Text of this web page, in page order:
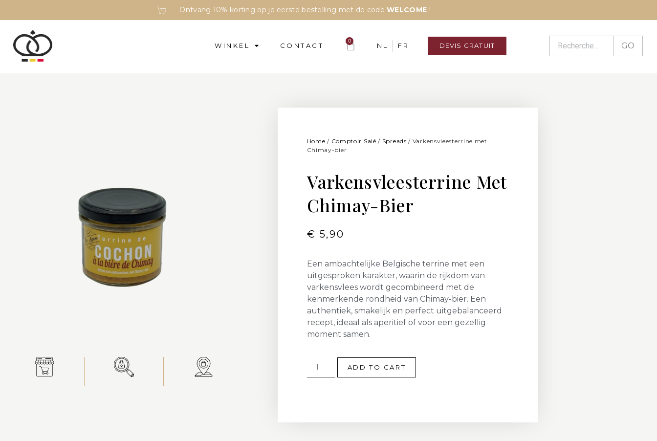
Ontvang 10% korting op je eerste bestelling met de codeWELCOME !
WINKEL CONTACT
0
NL FR DEVIS GRATUIT GO
Home / Comptoir Salé / Spreads / Varkensvleesterrine met
Chimay-bier
Varkensvleesterrine Met
Chimay-Bier
€ 5,90
Een ambachtelijke Belgische terrine met een
uitgesproken karakter, waarin de rijkdom van
varkensvlees wordt gecombineerd met de
kenmerkende rondheid van Chimay-bier. Een
authentiek, smakelijk en perfect uitgebalanceerd
recept, ideaal als aperitief of voor een gezellig
moment samen.
ADD TO CART